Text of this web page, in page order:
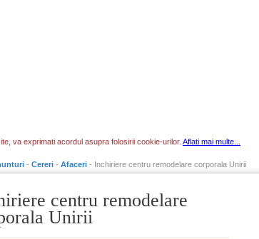
va exprimati acordul asupra folosirii cookie-urilor. Aflati mai multe...
- Cereri - Afaceri - Inchiriere centru remodelare corporala Unirii
centru remodelare
Unirii